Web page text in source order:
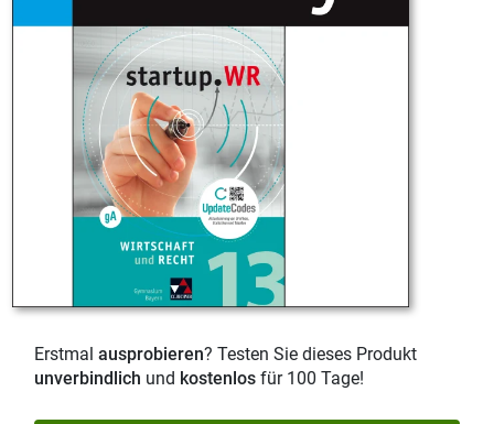
Erstmal ausprobieren? Testen Sie dieses Produkt
unverbindlich und kostenlos für 100 Tage!